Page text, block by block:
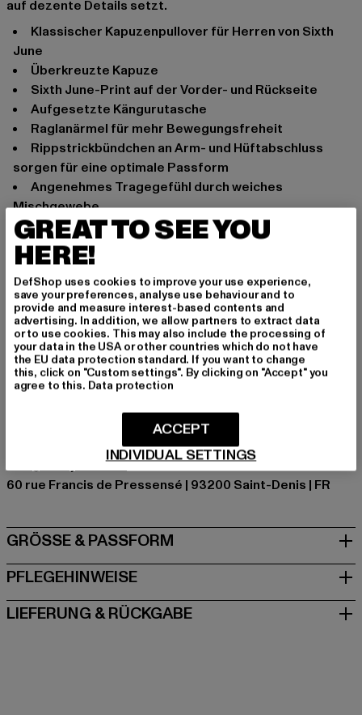
auf dezente Details setzt.
Klassischer Kapuzenpullover für Herren von Sixth
June
Überkreuzte Kapuze
Sixth June-Print auf der Vorder- und Rückseite
Aufgesetzte Kängurutasche
Raglanärmel für mehr Bewegungsfreheit
Rippstrickbündchen an Arm- und Hüftabschluss
sorgen für eine optimale Passform
Angenehmes Tragegefühl durch weiches
Mischgewebe
Lockere Passform
Anlass: Alltag
Ausschnitt: Kapuze
Ärmelart: Langarm
Marke: Sixth June
Kat.: Hoodies
Farbe: schwarz
Hersteller Farbe: black
Materialzusammensetzung: 100% Baumwolle
Hersteller: ALPHA EUROPE DISTRIBUTION |
info@sixthjune.com
60 rue Francis de Pressensé | 93200 Saint-Denis | FR
GRÖSSE & PASSFORM
PFLEGEHINWEISE
LIEFERUNG & RÜCKGABE
GREAT TO SEE YOU
HERE!
DefShop uses cookies to improve your use experience,
save your preferences, analyse use behaviour and to
provide and measure interest-based contents and
advertising. In addition, we allow partners to extract data
or to use cookies. This may also include the processing of
your data in the USA or other countries which do not have
the EU data protection standard. If you want to change
this, click on "Custom settings". By clicking on "Accept" you
agree to this. Data protection
INDIVIDUAL SETTINGS
ACCEPT